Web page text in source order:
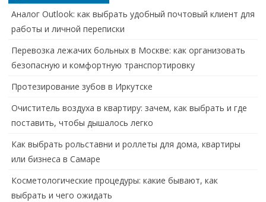
Аналог Outlook: как выбрать удобный почтовый клиент для
работы и личной переписки
Перевозка лежачих больных в Москве: как организовать
безопасную и комфортную транспортировку
Протезирование зубов в Иркутске
Очиститель воздуха в квартиру: зачем, как выбрать и где
поставить, чтобы дышалось легко
Как выбрать рольставни и роллеты для дома, квартиры
или бизнеса в Самаре
Косметологические процедуры: какие бывают, как
выбрать и чего ожидать